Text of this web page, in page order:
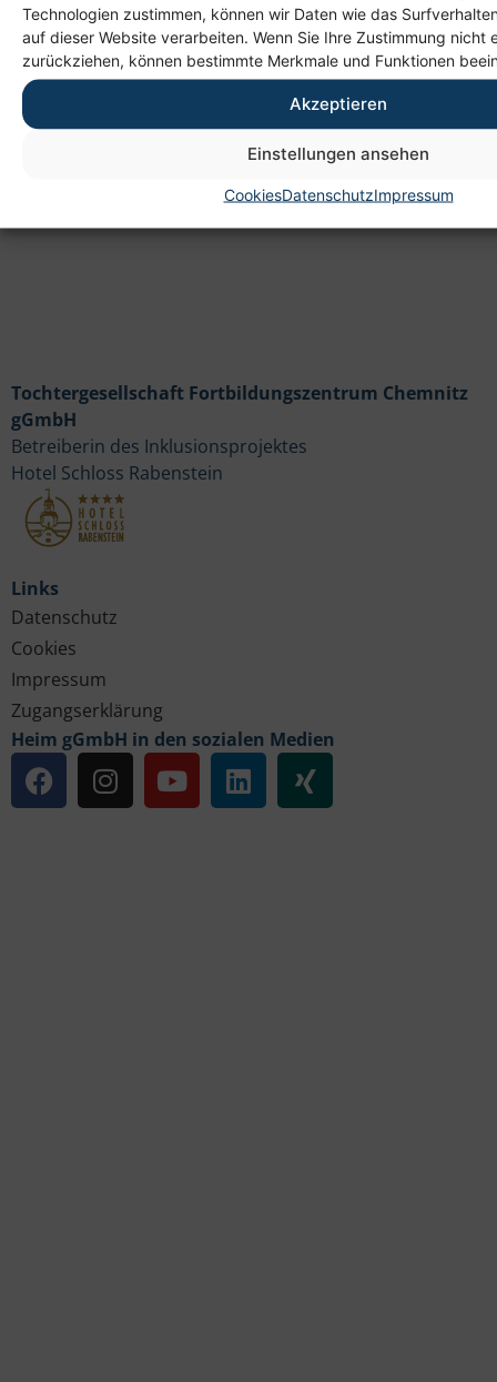
Technologien zustimmen, können wir Daten wie das
auf dieser Website verarbeiten. Wenn Sie Ihre Zustimmung nicht
zurückziehen, können bestimmte Merkmale und Funktionen
Akzeptieren
Einstellungen ansehen
CookiesDatenschutzImpressum
Anschrift
Lichtenauer Weg 1
Links
Datenschutz
Cookies
Impressum
Zugangserklärung
Heim gGmbH in den sozialen Medien
Tochtergesellschaft Fortbildungszentrum Chemnitz
gGmbH
Betreiberin des Inklusionsprojektes
Hotel Schloss Rabenstein